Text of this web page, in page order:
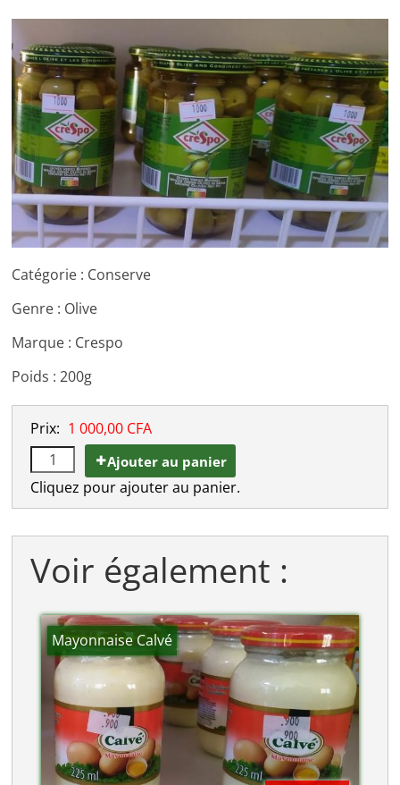
Catégorie : Conserve
Genre : Olive
Marque : Crespo
Poids : 200g
Prix: 1 000,00 CFA
Ajouter au panier
Cliquez pour ajouter au panier.
Voir également :
Mayonnaise Calvé